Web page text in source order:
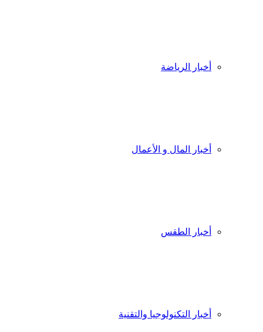
أخبار الرياضة
أخبار المال و الأعمال
أخبار الطقس
أخبار التكنولوجيا والتقنية